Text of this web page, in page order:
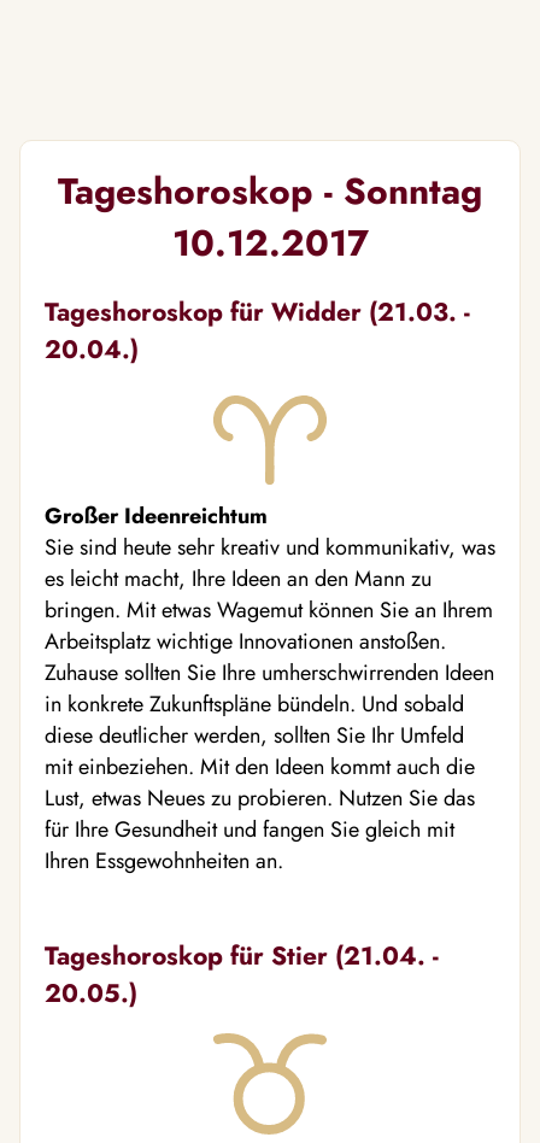
Tageshoroskop - Sonntag
10.12.2017
Tageshoroskop für Widder (21.03. -
20.04.)
Großer Ideenreichtum
Sie sind heute sehr kreativ und kommunikativ, was
es leicht macht, Ihre Ideen an den Mann zu
bringen. Mit etwas Wagemut können Sie an Ihrem
Arbeitsplatz wichtige Innovationen anstoßen.
Zuhause sollten Sie Ihre umherschwirrenden Ideen
in konkrete Zukunftspläne bündeln. Und sobald
diese deutlicher werden, sollten Sie Ihr Umfeld
mit einbeziehen. Mit den Ideen kommt auch die
Lust, etwas Neues zu probieren. Nutzen Sie das
für Ihre Gesundheit und fangen Sie gleich mit
Ihren Essgewohnheiten an.
Tageshoroskop für Stier (21.04. -
20.05.)